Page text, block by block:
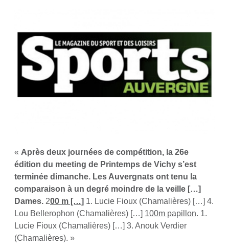
« Après deux journées de compétition, la 26e
édition du meeting de Printemps de Vichy s’est
terminée dimanche. Les Auvergnats ont tenu la
comparaison à un degré moindre de la veille […]
Dames. 200 m […] 1. Lucie Fioux (Chamalières) […] 4.
Lou Bellerophon (Chamalières) […] 100m papillon. 1.
Lucie Fioux (Chamalières) […] 3. Anouk Verdier
(Chamalières). »